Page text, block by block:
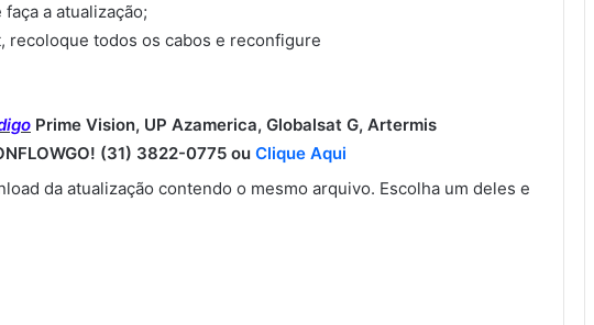
a atualização;
recoloque todos os cabos e reconfigure
Prime Vision, UP Azamerica, Globalsat G, Artermis
(31) 3822-0775 ou Clique Aqui
da atualização contendo o mesmo arquivo. Escolha um deles e